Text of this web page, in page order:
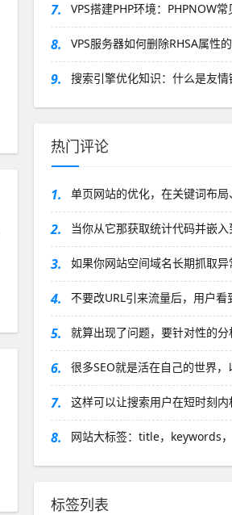
7. VPS搭建PHP环境：PHPNOW
8. VPS服务器如何删除RHSA属性
9. 搜索引擎优化知识：什么是友
热门评论
1. 单页网站的优化，在关键词布
2. 当你从它那获取统计代码并嵌
3. 如果你网站空间域名长期抓取
4. 不要改URL引来流量后，用户
5. 就算出现了问题，要针对性的
6. 很多SEO就是活在自己的世界
7. 这样可以让搜索用户在短时刻
8. 网站大标签：title，keywords
标签列表